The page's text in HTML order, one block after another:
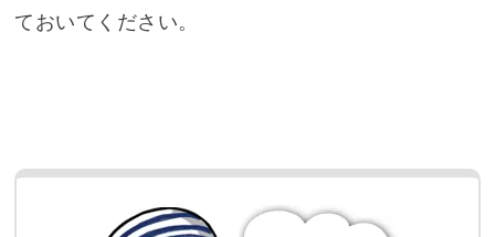
ておいてください。